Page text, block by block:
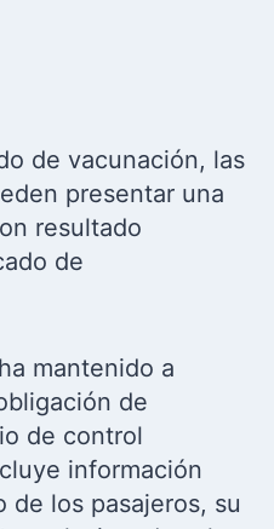
de vacunación, las
presentar una
resultado
de
mantenido a
de
de control
información
de los pasajeros, su